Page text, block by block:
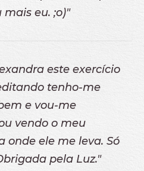
eu. ;o)"
este exercício
tenho-me
e vou-me
vendo o meu
onde ele me leva. Só
pela Luz."